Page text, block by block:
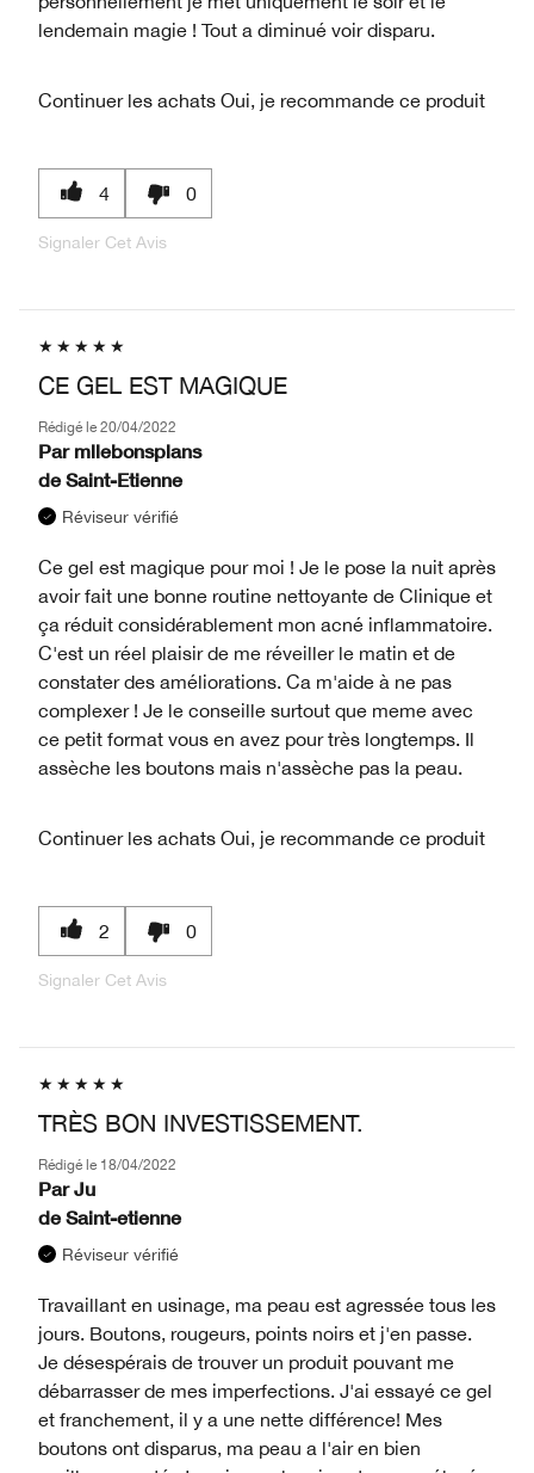
lendemain magie ! Tout a diminué voir disparu.
Continuer les achats Oui, je recommande ce produit
4 0
Signaler Cet Avis
CE GEL EST MAGIQUE
Rédigé le 20/04/2022
Par mllebonsplans
de Saint-Etienne
Réviseur vérifié
Ce gel est magique pour moi ! Je le pose la nuit après
avoir fait une bonne routine nettoyante de Clinique et
ça réduit considérablement mon acné inflammatoire.
C'est un réel plaisir de me réveiller le matin et de
constater des améliorations. Ca m'aide à ne pas
complexer ! Je le conseille surtout que meme avec
ce petit format vous en avez pour très longtemps. Il
assèche les boutons mais n'assèche pas la peau.
Continuer les achats Oui, je recommande ce produit
2 0
Signaler Cet Avis
TRÈS BON INVESTISSEMENT.
Rédigé le 18/04/2022
Par Ju
de Saint-etienne
Réviseur vérifié
Travaillant en usinage, ma peau est agressée tous les
jours. Boutons, rougeurs, points noirs et j'en passe.
Je désespérais de trouver un produit pouvant me
débarrasser de mes imperfections. J'ai essayé ce gel
et franchement, il y a une nette différence! Mes
boutons ont disparus, ma peau a l'air en bien